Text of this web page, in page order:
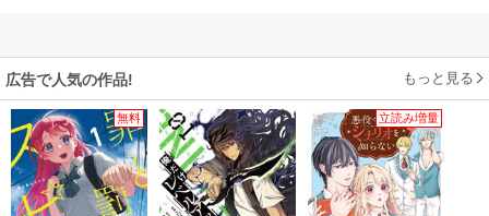
広告で人気の作品! もっと見る
無料 立読み増量